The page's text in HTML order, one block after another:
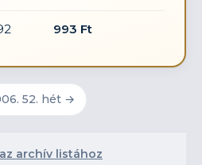
993 Ft
52. hét →
archív listához